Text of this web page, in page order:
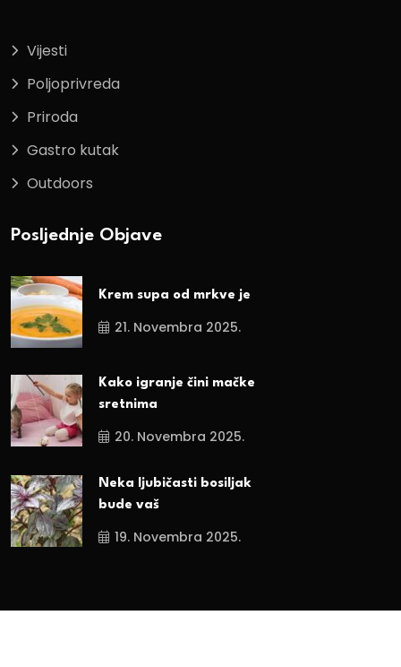
Vijesti
Poljoprivreda
Priroda
Gastro kutak
Outdoors
Posljednje Objave
Krem supa od mrkve je
21. Novembra 2025.
Kako igranje čini mačke
sretnima
20. Novembra 2025.
Neka ljubičasti bosiljak
bude vaš
19. Novembra 2025.